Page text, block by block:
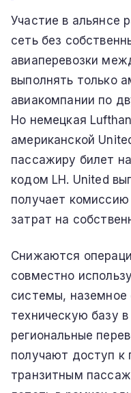
Участие в альянсе
сеть без
авиаперевозки
выполнять только
авиакомпании по
Но немецкая
американской
пассажиру билет
кодом LH. United
получает
затрат на
Снижаются
совместно
системы, наземное
техническую базу
региональные
получают доступ к
транзитным